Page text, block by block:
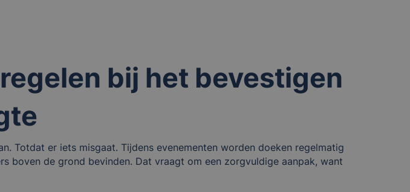
bij het bevestigen
Totdat er iets misgaat. Tijdens evenementen worden doeken regelmatig
boven de grond bevinden. Dat vraagt om een zorgvuldige aanpak, want